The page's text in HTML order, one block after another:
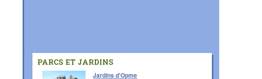
PARCS ET JARDINS
Jardins d'Opme